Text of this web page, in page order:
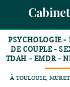
PSYCHOLOGIE -
DE COUPLE -
TDAH - EMDR -
À TOULOUSE,